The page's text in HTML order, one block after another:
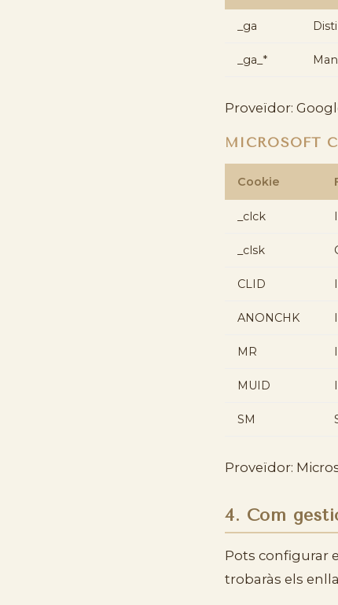
_ga
_ga_*
Proveïdor:
MICROSOFT
Cookie
_clck
_clsk
CLID
ANONCHK
MR
MUID
SM
Proveïdor:
4. Com
Pots configurar
trobaràs els